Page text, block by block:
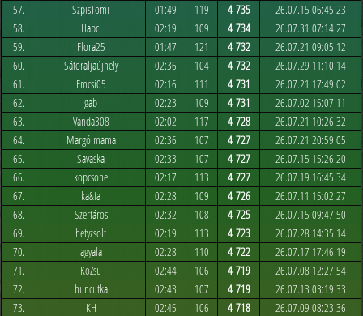
57.
SzpisTomi 01:49 119 4 735
26.07.15 06:45:23
58.
Hapci 02:19 109 4 734
26.07.31 07:14:27
59.
Flora25 01:47 121 4 732
26.07.21 09:05:12
60.
Sátoraljaújhely 02:36 104 4 732
26.07.29 11:10:14
61.
Emcsi05 02:16 111 4 731
26.07.21 17:49:02
62.
gab 02:23 109 4 731
26.07.02 15:07:11
63.
Vanda308 02:02 117 4 728
26.07.21 10:26:32
64.
Margó mama 02:36 107 4 727
26.07.21 20:59:05
65.
Savaska 02:33 107 4 727
26.07.15 15:26:20
66.
kopcsone 02:17 113 4 727
26.07.19 16:45:34
67.
ka&ta 02:28 109 4 726
26.07.11 15:02:27
68.
Szertáros 02:32 108 4 725
26.07.15 09:47:50
69.
hetyzsolt 02:19 113 4 723
26.07.28 14:35:14
70.
agyala 02:28 110 4 722
26.07.17 17:46:19
71.
KoZsu 02:44 106 4 719
26.07.08 12:27:54
72.
huncutka 02:43 107 4 719
26.07.13 03:19:33
73.
KH 02:45 106 4 718
26.07.09 08:23:36